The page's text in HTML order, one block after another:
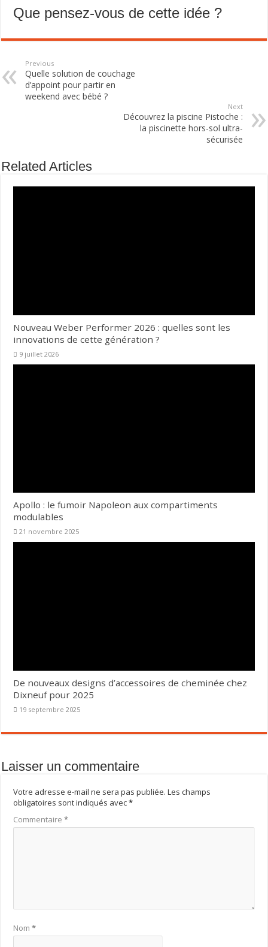
Que pensez-vous de cette idée ?
Previous
Quelle solution de couchage
d’appoint pour partir en
weekend avec bébé ?
Next
Découvrez la piscine Pistoche :
la piscinette hors-sol ultra-
sécurisée
Related Articles
Nouveau Weber Performer 2026 : quelles sont les
innovations de cette génération ?
9 juillet 2026
Apollo : le fumoir Napoleon aux compartiments
modulables
21 novembre 2025
De nouveaux designs d’accessoires de cheminée chez
Dixneuf pour 2025
19 septembre 2025
Laisser un commentaire
Votre adresse e-mail ne sera pas publiée. Les champs
obligatoires sont indiqués avec*
Commentaire*
Nom*